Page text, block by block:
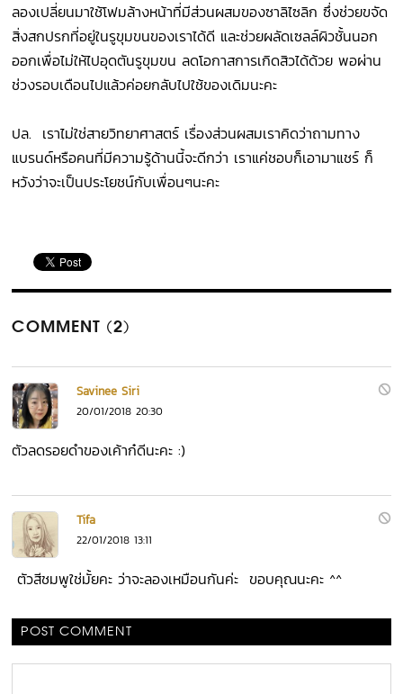
ลองเปลี่ยนมาใช้โฟมล้างหน้าที่มีส่วนผสมของซาลิไซลิก ซึ่งช่วยขจัด
สิ่งสกปรกที่อยู่ในรูขุมขนของเราได้ดี และช่วยผลัดเซลล์ผิวชั้นนอก
ออกเพื่อไม่ให้ไปอุดตันรูขุมขน ลดโอกาสการเกิดสิวได้ด้วย พอผ่าน
ช่วงรอบเดือนไปแล้วค่อยกลับไปใช้ของเดิมนะคะ
ปล. เราไม่ใช่สายวิทยาศาสตร์ เรื่องส่วนผสมเราคิดว่าถามทาง
แบรนด์หรือคนที่มีความรู้ด้านนี้จะดีกว่า เราแค่ชอบก็เอามาแชร์ ก็
หวังว่าจะเป็นประโยชน์กับเพื่อนๆนะคะ
COMMENT (2)
Savinee Siri
20/01/2018 20:30
ตัวลดรอยดำของเค้าก๋ดีนะคะ :)
Tifa
22/01/2018 13:11
ตัวสีชมพูใช่มั้ยคะ ว่าจะลองเหมือนกันค่ะ ขอบคุณนะคะ ^^
POST COMMENT